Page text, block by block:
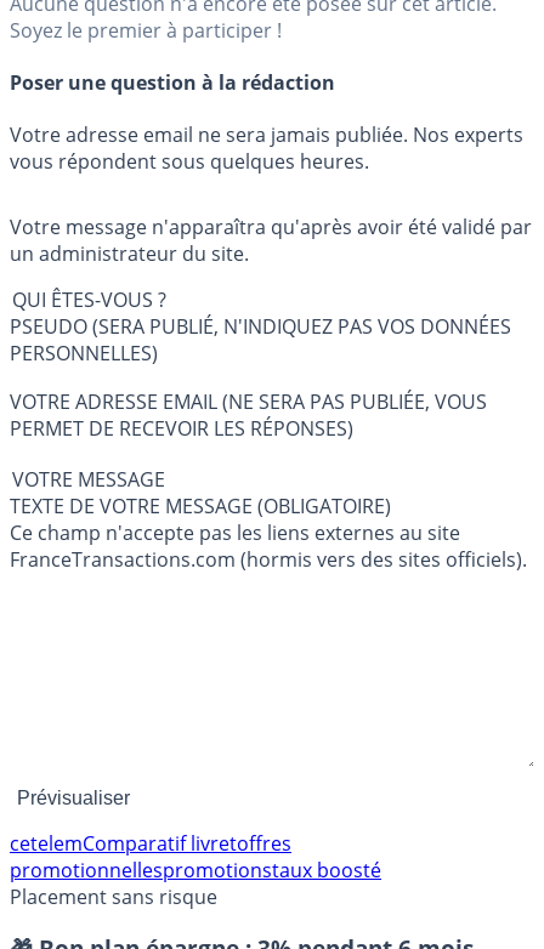
Soyez le premier à participer !
Poser une question à la rédaction
Votre adresse email ne sera jamais publiée. Nos experts
vous répondent sous quelques heures.
Votre message n'apparaîtra qu'après avoir été validé par
un administrateur du site.
QUI ÊTES-VOUS ?
PSEUDO (SERA PUBLIÉ, N'INDIQUEZ PAS VOS DONNÉES
PERSONNELLES)
VOTRE ADRESSE EMAIL (NE SERA PAS PUBLIÉE, VOUS
PERMET DE RECEVOIR LES RÉPONSES)
VOTRE MESSAGE
TEXTE DE VOTRE MESSAGE (OBLIGATOIRE)
Ce champ n'accepte pas les liens externes au site
FranceTransactions.com (hormis vers des sites officiels).
cetelemComparatif livretoffres
promotionnelles promotions
Placement sans risque